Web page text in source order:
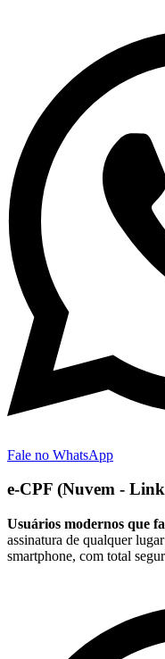
Fale no WhatsApp
e-CPF (Nuvem -
Usuários modernos que
assinatura de qualquer
smartphone, com total